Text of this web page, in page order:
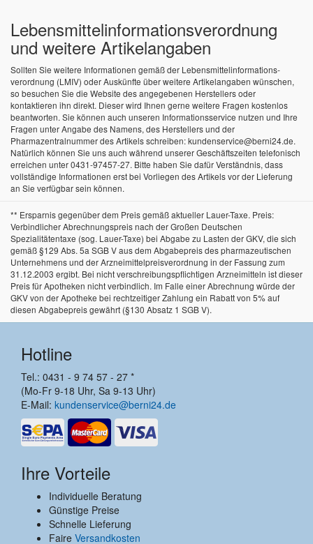
Lebensmittel­informations­verordnung
und weitere Artikelangaben
Sollten Sie weitere Informationen gemäß der Lebensmittel­informations­
verordnung (LMIV) oder Auskünfte über weitere Artikelangaben wünschen,
so besuchen Sie die Website des angegebenen Herstellers oder
kontaktieren ihn direkt. Dieser wird Ihnen gerne weitere Fragen kostenlos
beantworten. Sie können auch unseren Informationsservice nutzen und Ihre
Fragen unter Angabe des Namens, des Herstellers und der
Pharmazentralnummer des Artikels schreiben: kundenservice@berni24.de.
Natürlich können Sie uns auch während unserer Geschäftszeiten telefonisch
erreichen unter 0431-97457-27. Bitte haben Sie dafür Verständnis, dass
vollständige Informationen erst bei Vorliegen des Artikels vor der Lieferung
an Sie verfügbar sein können.
** Ersparnis gegenüber dem Preis gemäß aktueller Lauer-Taxe. Preis:
Verbindlicher Abrechnungspreis nach der Großen Deutschen
Spezialitätentaxe (sog. Lauer-Taxe) bei Abgabe zu Lasten der GKV, die sich
gemäß §129 Abs. 5a SGB V aus dem Abgabepreis des pharmazeutischen
Unternehmens und der Arzneimittelpreisverordnung in der Fassung zum
31.12.2003 ergibt. Bei nicht verschreibungspflichtigen Arzneimitteln ist dieser
Preis für Apotheken nicht verbindlich. Im Falle einer Abrechnung würde der
GKV von der Apotheke bei rechtzeitiger Zahlung ein Rabatt von 5% auf
diesen Abgabepreis gewährt (§130 Absatz 1 SGB V).
Hotline
Tel.: 0431 - 9 74 57 - 27 *
(Mo-Fr 9-18 Uhr, Sa 9-13 Uhr)
E-Mail: kundenservice@berni24.de
Ihre Vorteile
Individuelle Beratung
Günstige Preise
Schnelle Lieferung
Faire Versandkosten